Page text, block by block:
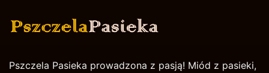
Pszczela Pasieka prowadzona z pasją! Miód z pasieki,